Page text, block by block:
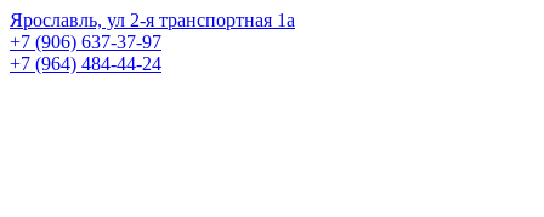
Ярославль, ул 2-я транспортная 1а
+7 (906) 637-37-97
+7 (964) 484-44-24